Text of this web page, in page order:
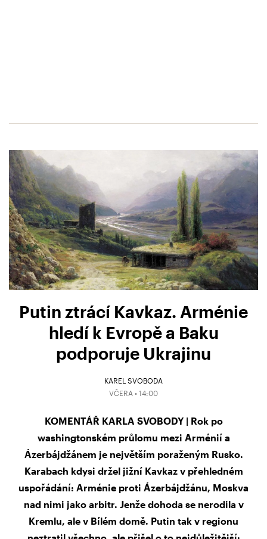
Putin ztrácí Kavkaz. Arménie
hledí k Evropě a Baku
podporuje Ukrajinu
KAREL SVOBODA
VČERA • 14:00
KOMENTÁŘ KARLA SVOBODY | Rok po
washingtonském průlomu mezi Arménií a
Ázerbájdžánem je největším poraženým Rusko.
Karabach kdysi držel jižní Kavkaz v přehledném
uspořádání: Arménie proti Ázerbájdžánu, Moskva
nad nimi jako arbitr. Jenže dohoda se nerodila v
Kremlu, ale v Bílém domě. Putin tak v regionu